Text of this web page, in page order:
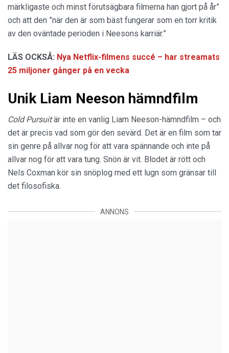
märkligaste och minst förutsägbara filmerna han gjort på år”
och att den ”när den är som bäst fungerar som en torr kritik
av den oväntade perioden i Neesons karriär.”
LÄS OCKSÅ: Nya Netflix-filmens succé – har streamats
25 miljoner gånger på en vecka
Unik Liam Neeson hämndfilm
Cold Pursuitär inte en vanlig Liam Neeson-hämndfilm – och
det är precis vad som gör den sevärd. Det är en film som tar
sin genre på allvar nog för att vara spännande och inte på
allvar nog för att vara tung. Snön är vit. Blodet är rött och
Nels Coxman kör sin snöplog med ett lugn som gränsar till
det filosofiska.
ANNONS